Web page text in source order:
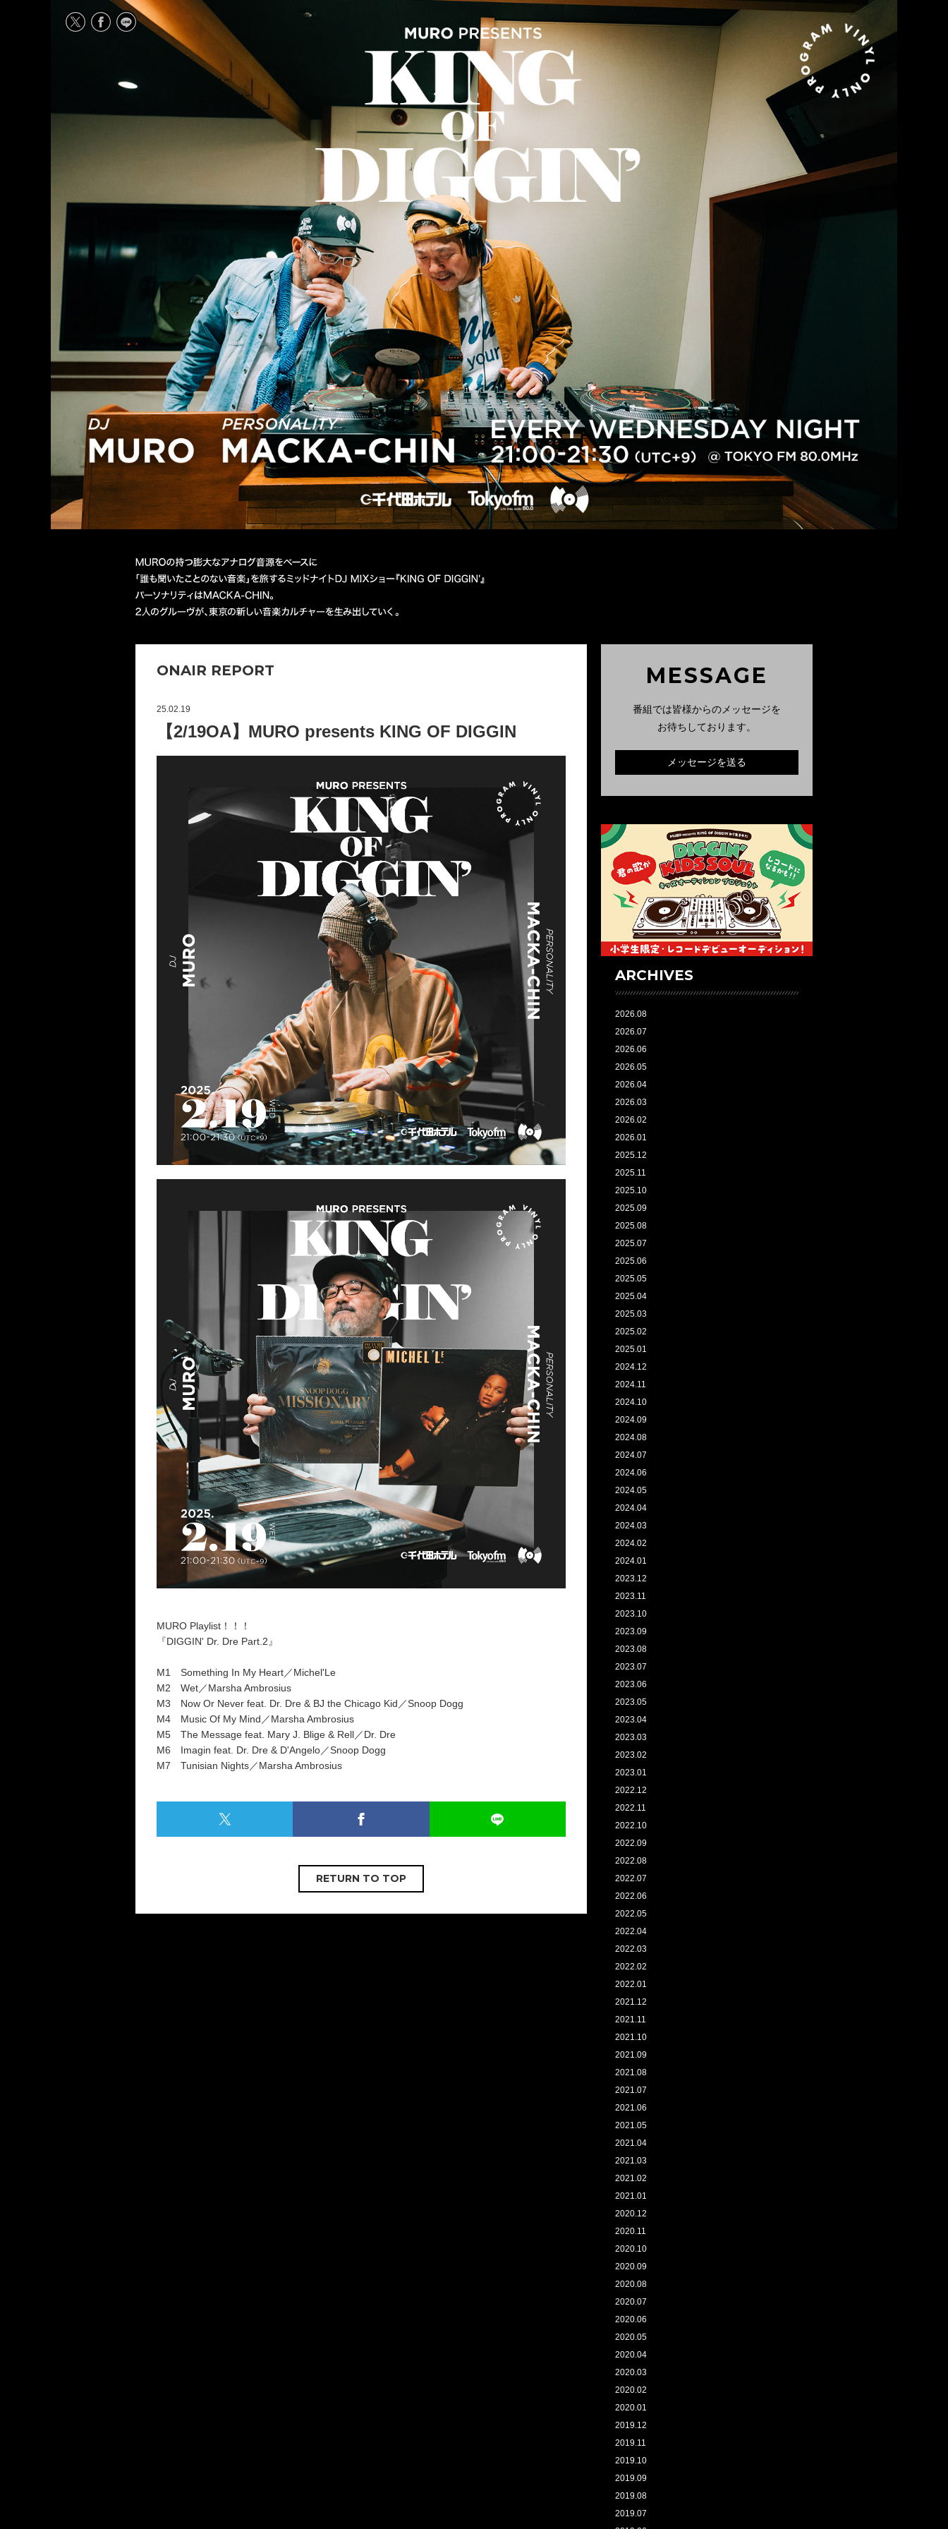
TOKYO FM
MURO presents KING OF DIGGIN’ EVERY WEDNESDAY 21:00-21:30
DJ MURO PERSONALITY MACKA-CHIN
ONAIR REPORT
25.02.19
【2/19OA】MURO presents KING OF DIGGIN
MURO Playlist！！！
『DIGGIN' Dr. Dre Part.2』
M1 Something In My Heart／Michel'Le
M2 Wet／Marsha Ambrosius
M3 Now Or Never feat. Dr. Dre & BJ the Chicago Kid／Snoop Dogg
M4 Music Of My Mind／Marsha Ambrosius
M5 The Message feat. Mary J. Blige & Rell／Dr. Dre
M6 Imagin feat. Dr. Dre & D'Angelo／Snoop Dogg
M7 Tunisian Nights／Marsha Ambrosius
RETURN TO TOP
MESSAGE
番組では皆様からのメッセージを
お待ちしております。
メッセージを送る
ARCHIVES
2026.08
2026.07
2026.06
2026.05
2026.04
2026.03
2026.02
2026.01
2025.12
2025.11
2025.10
2025.09
2025.08
2025.07
2025.06
2025.05
2025.04
2025.03
2025.02
2025.01
2024.12
2024.11
2024.10
2024.09
2024.08
2024.07
2024.06
2024.05
2024.04
2024.03
2024.02
2024.01
2023.12
2023.11
2023.10
2023.09
2023.08
2023.07
2023.06
2023.05
2023.04
2023.03
2023.02
2023.01
2022.12
2022.11
2022.10
2022.09
2022.08
2022.07
2022.06
2022.05
2022.04
2022.03
2022.02
2022.01
2021.12
2021.11
2021.10
2021.09
2021.08
2021.07
2021.06
2021.05
2021.04
2021.03
2021.02
2021.01
2020.12
2020.11
2020.10
2020.09
2020.08
2020.07
2020.06
2020.05
2020.04
2020.03
2020.02
2020.01
2019.12
2019.11
2019.10
2019.09
2019.08
2019.07